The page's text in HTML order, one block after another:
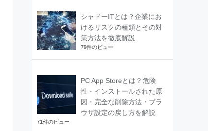
シャドーITとは？企業にお
けるリスクの種類とその対
策方法を徹底解説
79件のビュー
PC App Storeとは？危険
性・インストールされた原
因・完全な削除方法・ブラ
ウザ設定の戻し方を解説
71件のビュー